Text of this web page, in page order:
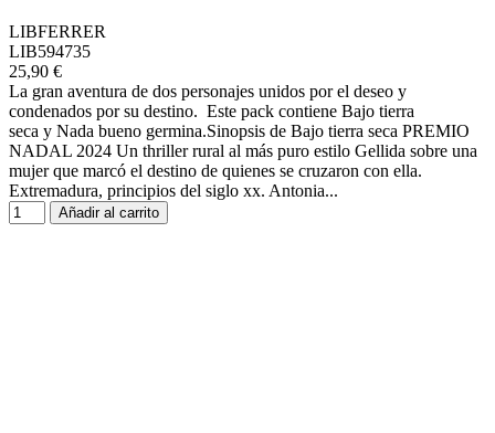
LIBFERRER
LIB594735
25,90 €
La gran aventura de dos personajes unidos por el deseo y
condenados por su destino. Este pack contiene Bajo tierra
seca y Nada bueno germina.Sinopsis de Bajo tierra seca PREMIO
NADAL 2024 Un thriller rural al más puro estilo Gellida sobre una
mujer que marcó el destino de quienes se cruzaron con ella.
Extremadura, principios del siglo xx. Antonia...
Añadir al carrito